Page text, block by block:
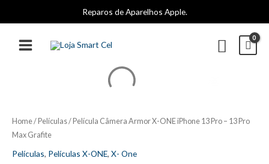
para
conteúdo
Reparos de Aparelhos Apple.
MAIN
Home/ Películas/ Película Câmera Armor X-ONE iPhone 13 Pro – 13 Pro
Max Grafite
Películas, Películas X-ONE, X- One